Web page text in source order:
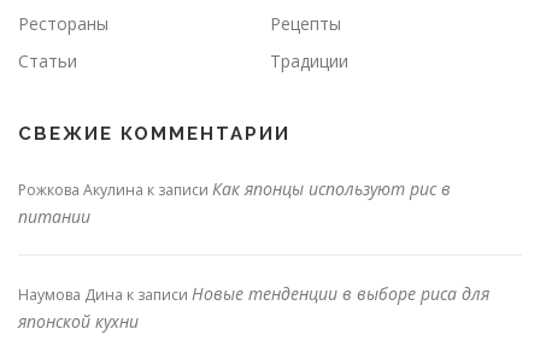
Рестораны
Рецепты
Статьи
Традиции
СВЕЖИЕ КОММЕНТАРИИ
Рожкова Акулина к записи Как японцы используют рис в
питании
Наумова Дина к записи Новые тенденции в выборе риса для
японской кухни